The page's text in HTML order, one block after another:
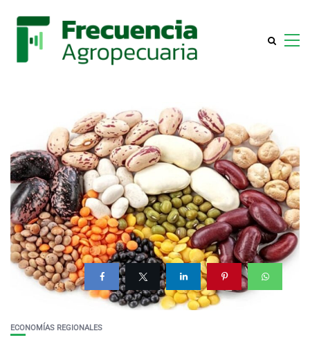
ECONOMÍAS REGIONALES